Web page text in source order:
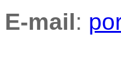
E-mail: